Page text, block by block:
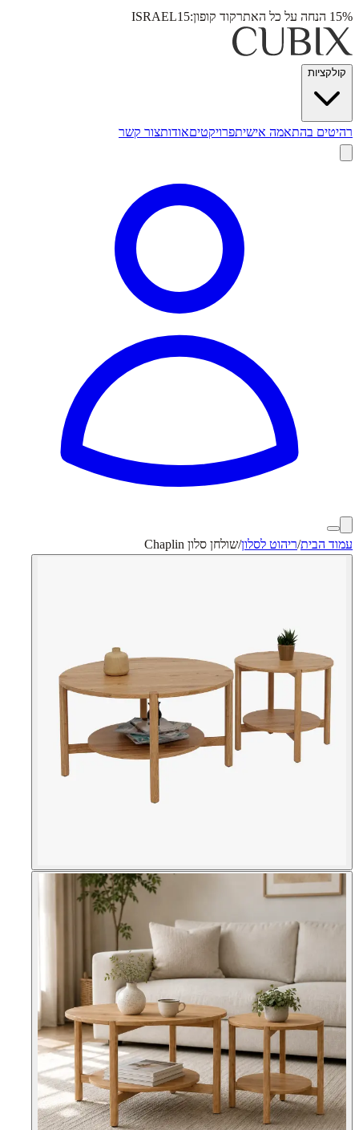
15% הנחה על כל האתר קוד קופון:ISRAEL15
קולקציות
רהיטים בהתאמה אישיתפרויקטיםאודותצור קשר
עמוד הבית/ריהוט לסלון/שולחן סלון Chaplin